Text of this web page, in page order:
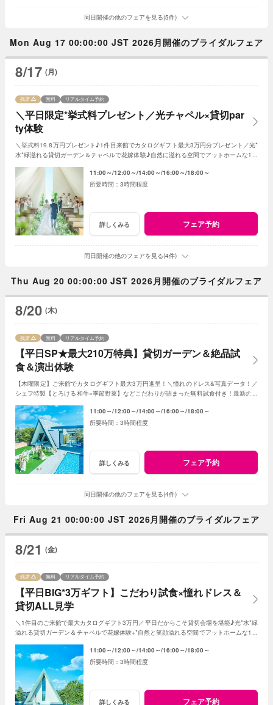
同日開催の他のフェアを見る(5件)
Mon Aug 17 00:00:00 JST 2026月開催のブライダルフェア
8/17 (月)
＼平日限定*挙式料プレゼント／光チャペル×貸切par
ty体験
残席 無料 リアルタイム予約
＼挙式料19.8万円プレゼント♪1件目来館でカタログギフト最大3万円分プレゼント／光*
水*緑溢れる貸切ガーデン＆チャペルで花嫁体験♪自然に溢れる空間でアットホームな1日
11:00～ 12:00～ 14:00～ 16:00～ 18:00～
3時間程度
詳しくみる フェア予約
同日開催の他のフェアを見る(4件)
Thu Aug 20 00:00:00 JST 2026月開催のブライダルフェア
8/20 (木)
【平日SP★最大210万特典】貸切ガーデン＆絶品試
食＆演出体験
残席 無料 リアルタイム予約
【木曜限定】ご来館でカタログギフト最大3万円進呈！＼憧れのドレス&写真データ！／
シェフ特製【とろける和牛×季節野菜】などこだわりが詰まった無料試食付き！最新のマ
11:00～ 12:00～ 14:00～ 16:00～ 18:00～
3時間程度
詳しくみる フェア予約
同日開催の他のフェアを見る(4件)
Fri Aug 21 00:00:00 JST 2026月開催のブライダルフェア
8/21 (金)
【平日BIG*3万ギフト】こだわり試食×憧れドレス＆
貸切ALL見学
残席 無料 リアルタイム予約
＼1件目のご来館で最大カタログギフト3万円／平日だからこそ貸切会場を堪能♪光*水*緑
溢れる貸切ガーデン＆チャペルで花嫁体験+*自然と笑顔溢れる空間でアットホームな1日
11:00～ 12:00～ 14:00～ 16:00～ 18:00～
3時間程度
詳しくみる フェア予約